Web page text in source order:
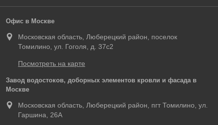
Офис в Москве
Московская область, Люберецкий район, поселок
Томилино, ул. Гоголя, д. 37с2
Посмотреть на карте
Завод водостоков, доборных элементов кровли и фасада в
Москве
Московская область, Люберецкий район, пгт Томилино, ул.
Гаршина, 26А